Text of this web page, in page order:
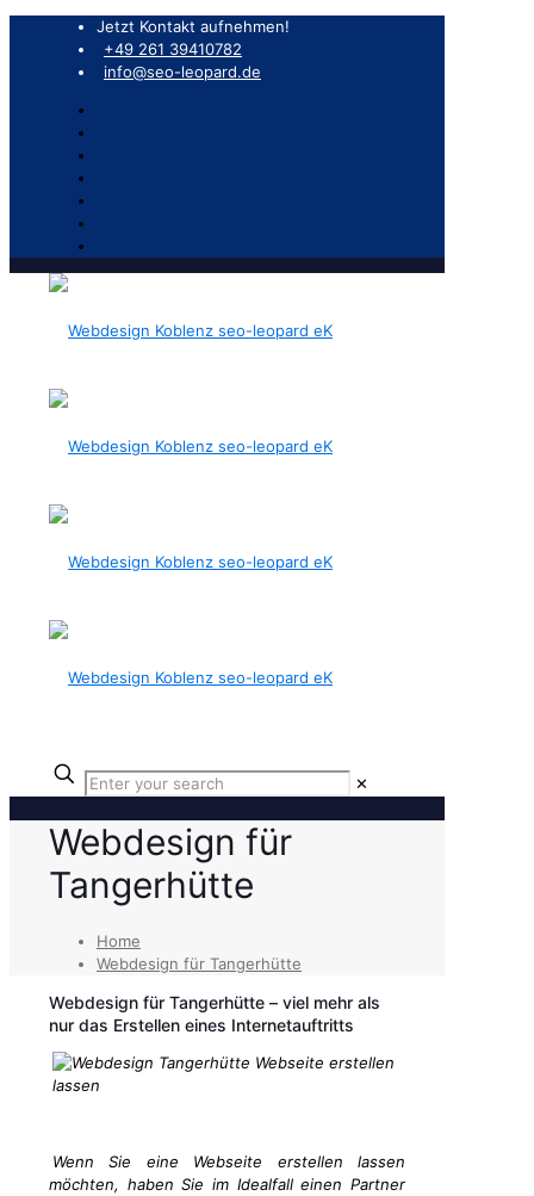
Jetzt Kontakt aufnehmen!
+49 261 39410782
info@seo-leopard.de
✕
Webdesign für
Tangerhütte
Home
Webdesign für Tangerhütte
Webdesign für Tangerhütte – viel mehr als
nur das Erstellen eines Internetauftritts
Wenn Sie eine Webseite erstellen lassen
möchten, haben Sie im Idealfall einen Partner